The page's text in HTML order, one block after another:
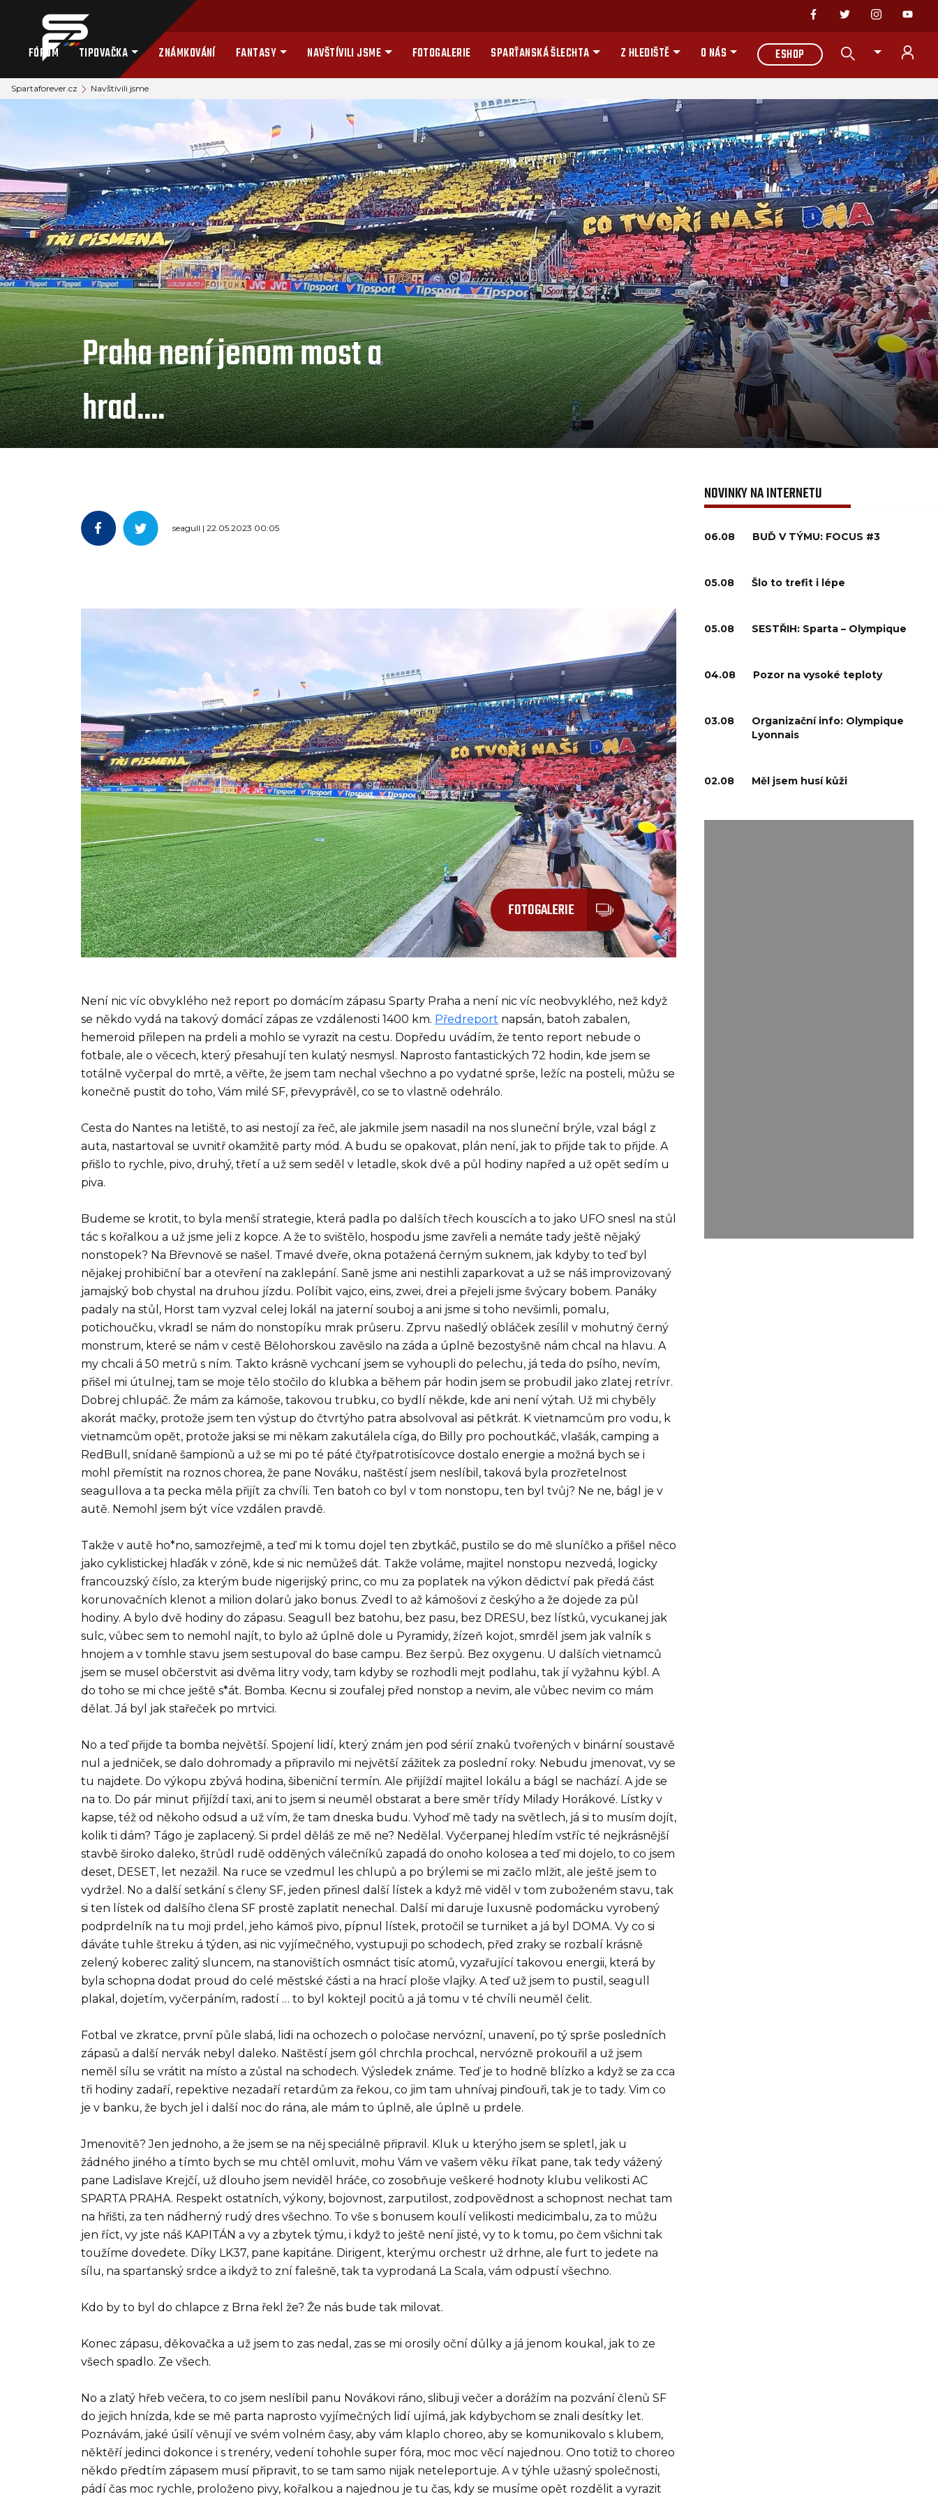
FÓRUM TIPOVAČKA ZNÁMKOVÁNÍ FANTASY NAVŠTÍVILI JSME FOTOGALERIE SPARŤANSKÁ ŠLECHTA Z HLEDIŠTĚ O NÁS ESHOP
Spartaforever.cz Navštívili jsme
Praha není jenom most a
hrad....
seagull | 22.05.2023 00:05
FOTOGALERIE
Není nic víc obvyklého než report po domácím zápasu Sparty Praha a není nic víc neobvyklého, než když
se někdo vydá na takový domácí zápas ze vzdálenosti 1400 km. Předreport napsán, batoh zabalen,
hemeroid přilepen na prdeli a mohlo se vyrazit na cestu. Dopředu uvádím, že tento report nebude o
fotbale, ale o věcech, který přesahují ten kulatý nesmysl. Naprosto fantastických 72 hodin, kde jsem se
totálně vyčerpal do mrtě, a věřte, že jsem tam nechal všechno a po vydatné sprše, ležíc na posteli, můžu se
konečně pustit do toho, Vám milé SF, převyprávěl, co se to vlastně odehrálo.
Cesta do Nantes na letiště, to asi nestojí za řeč, ale jakmile jsem nasadil na nos sluneční brýle, vzal bágl z
auta, nastartoval se uvnitř okamžitě party mód. A budu se opakovat, plán není, jak to přijde tak to přijde. A
přišlo to rychle, pivo, druhý, třetí a už sem seděl v letadle, skok dvě a půl hodiny napřed a už opět sedím u
piva.
Budeme se krotit, to byla menší strategie, která padla po dalších třech kouscích a to jako UFO snesl na stůl
tác s kořalkou a už jsme jeli z kopce. A že to svištělo, hospodu jsme zavřeli a nemáte tady ještě nějaký
nonstopek? Na Břevnově se našel. Tmavé dveře, okna potažená černým suknem, jak kdyby to teď byl
nějakej prohibiční bar a otevření na zaklepání. Saně jsme ani nestihli zaparkovat a už se náš improvizovaný
jamajský bob chystal na druhou jízdu. Políbit vajco, eins, zwei, drei a přejeli jsme švýcary bobem. Panáky
padaly na stůl, Horst tam vyzval celej lokál na jaterní souboj a ani jsme si toho nevšimli, pomalu,
potichoučku, vkradl se nám do nonstopíku mrak průseru. Zprvu našedlý obláček zesílil v mohutný černý
monstrum, které se nám v cestě Bělohorskou zavěsilo na záda a úplně bezostyšně nám chcal na hlavu. A
my chcali á 50 metrů s ním. Takto krásně vychcaní jsem se vyhoupli do pelechu, já teda do psího, nevím,
přišel mi útulnej, tam se moje tělo stočilo do klubka a během pár hodin jsem se probudil jako zlatej retrívr.
Dobrej chlupáč. Že mám za kámoše, takovou trubku, co bydlí někde, kde ani není výtah. Už mi chyběly
akorát mačky, protože jsem ten výstup do čtvrtýho patra absolvoval asi pětkrát. K vietnamcům pro vodu, k
vietnamcům opět, protože jaksi se mi někam zakutálela cíga, do Billy pro pochoutkáč, vlašák, camping a
RedBull, snídaně šampionů a už se mi po té páté čtyřpatrotisícovce dostalo energie a možná bych se i
mohl přemístit na roznos chorea, že pane Nováku, naštěstí jsem neslíbil, taková byla prozřetelnost
seagullova a ta pecka měla přijít za chvíli. Ten batoh co byl v tom nonstopu, ten byl tvůj? Ne ne, bágl je v
autě. Nemohl jsem být více vzdálen pravdě.
Takže v autě ho*no, samozřejmě, a teď mi k tomu dojel ten zbytkáč, pustilo se do mě sluníčko a přišel něco
jako cyklistickej hlaďák v zóně, kde si nic nemůžeš dát. Takže voláme, majitel nonstopu nezvedá, logicky
francouzský číslo, za kterým bude nigerijský princ, co mu za poplatek na výkon dědictví pak předá část
korunovačních klenot a milion dolarů jako bonus. Zvedl to až kámošovi z českýho a že dojede za půl
hodiny. A bylo dvě hodiny do zápasu. Seagull bez batohu, bez pasu, bez DRESU, bez lístků, vycukanej jak
sulc, vůbec sem to nemohl najít, to bylo až úplně dole u Pyramidy, žízeň kojot, smrděl jsem jak valník s
hnojem a v tomhle stavu jsem sestupoval do base campu. Bez šerpů. Bez oxygenu. U dalších vietnamců
jsem se musel občerstvit asi dvěma litry vody, tam kdyby se rozhodli mejt podlahu, tak jí vyžahnu kýbl. A
do toho se mi chce ještě s*át. Bomba. Kecnu si zoufalej před nonstop a nevim, ale vůbec nevim co mám
dělat. Já byl jak stařeček po mrtvici.
No a teď přijde ta bomba největší. Spojení lidí, který znám jen pod sérií znaků tvořených v binární soustavě
nul a jedniček, se dalo dohromady a připravilo mi největší zážitek za poslední roky. Nebudu jmenovat, vy se
tu najdete. Do výkopu zbývá hodina, šibeniční termín. Ale přijíždí majitel lokálu a bágl se nachází. A jde se
na to. Do pár minut přijíždí taxi, ani to jsem si neuměl obstarat a bere směr třídy Milady Horákové. Lístky v
kapse, též od někoho odsud a už vím, že tam dneska budu. Vyhoď mě tady na světlech, já si to musím dojít,
kolik ti dám? Tágo je zaplacený. Si prdel děláš ze mě ne? Nedělal. Vyčerpanej hledím vstříc té nejkrásnější
stavbě široko daleko, štrůdl rudě odděných válečníků zapadá do onoho kolosea a teď mi dojelo, to co jsem
deset, DESET, let nezažil. Na ruce se vzedmul les chlupů a po brýlemi se mi začlo mlžit, ale ještě jsem to
vydržel. No a další setkání s členy SF, jeden přinesl další lístek a když mě viděl v tom zuboženém stavu, tak
si ten lístek od dalšího člena SF prostě zaplatit nenechal. Další mi daruje luxusně podomácku vyrobený
podprdelník na tu moji prdel, jeho kámoš pivo, pípnul lístek, protočil se turniket a já byl DOMA. Vy co si
dáváte tuhle štreku á týden, asi nic vyjímečného, vystupuji po schodech, před zraky se rozbalí krásně
zelený koberec zalitý sluncem, na stanovištích osmnáct tisíc atomů, vyzařující takovou energii, která by
byla schopna dodat proud do celé městské části a na hrací ploše vlajky. A teď už jsem to pustil, seagull
plakal, dojetím, vyčerpáním, radostí … to byl koktejl pocitů a já tomu v té chvíli neuměl čelit.
Fotbal ve zkratce, první půle slabá, lidi na ochozech o poločase nervózní, unavení, po tý sprše posledních
zápasů a další nervák nebyl daleko. Naštěstí jsem gól chrchla prochcal, nervózně prokouřil a už jsem
neměl sílu se vrátit na místo a zůstal na schodech. Výsledek známe. Teď je to hodně blízko a když se za cca
tři hodiny zadaří, repektive nezadaří retardům za řekou, co jim tam uhnívaj pinďouři, tak je to tady. Vim co
je v banku, že bych jel i další noc do rána, ale mám to úplně, ale úplně u prdele.
Jmenovitě? Jen jednoho, a že jsem se na něj speciálně připravil. Kluk u kterýho jsem se spletl, jak u
žádného jiného a tímto bych se mu chtěl omluvit, mohu Vám ve vašem věku říkat pane, tak tedy vážený
pane Ladislave Krejčí, už dlouho jsem neviděl hráče, co zosobňuje veškeré hodnoty klubu velikosti AC
SPARTA PRAHA. Respekt ostatních, výkony, bojovnost, zarputilost, zodpovědnost a schopnost nechat tam
na hřišti, za ten nádherný rudý dres všechno. To vše s bonusem koulí velikosti medicimbalu, za to můžu
jen říct, vy jste náš KAPITÁN a vy a zbytek týmu, i když to ještě není jisté, vy to k tomu, po čem všichni tak
toužíme dovedete. Díky LK37, pane kapitáne. Dirigent, kterýmu orchestr už drhne, ale furt to jedete na
sílu, na sparťanský srdce a ikdyž to zní falešně, tak ta vyprodaná La Scala, vám odpustí všechno.
Kdo by to byl do chlapce z Brna řekl že? Že nás bude tak milovat.
Konec zápasu, děkovačka a už jsem to zas nedal, zas se mi orosily oční důlky a já jenom koukal, jak to ze
všech spadlo. Ze všech.
No a zlatý hřeb večera, to co jsem neslíbil panu Novákovi ráno, slibuji večer a dorážím na pozvání členů SF
do jejich hnízda, kde se mě parta naprosto vyjímečných lidí ujímá, jak kdybychom se znali desítky let.
Poznávám, jaké úsilí věnují ve svém volném časy, aby vám klaplo choreo, aby se komunikovalo s klubem,
něktěří jedinci dokonce i s trenéry, vedení tohohle super fóra, moc moc věcí najednou. Ono totiž to choreo
někdo předtím zápasem musí připravit, to se tam samo nijak neteleportuje. A v týhle užasný společnosti,
pádí čas moc rychle, proloženo pivy, kořalkou a najednou je tu čas, kdy se musíme opět rozdělit a vyrazit
NOVINKY NA INTERNETU
06.08 BUĎ V TÝMU: FOCUS #3
05.08 Šlo to trefit i lépe
05.08 SESTŘIH: Sparta – Olympique
04.08 Pozor na vysoké teploty
03.08
Organizační info: Olympique
Lyonnais
02.08 Měl jsem husí kůži